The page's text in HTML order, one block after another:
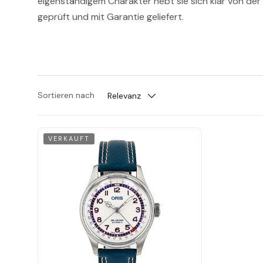
geprüft und mit Garantie geliefert.
Sortieren nach Relevanz
VERKAUFT